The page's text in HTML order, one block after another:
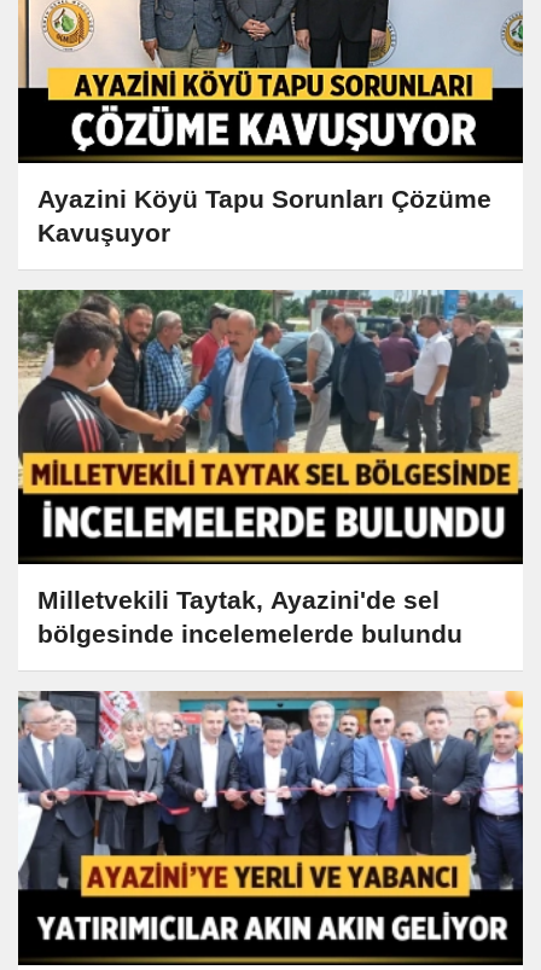
Ayazini Köyü Tapu Sorunları Çözüme
Kavuşuyor
Milletvekili Taytak, Ayazini'de sel
bölgesinde incelemelerde bulundu